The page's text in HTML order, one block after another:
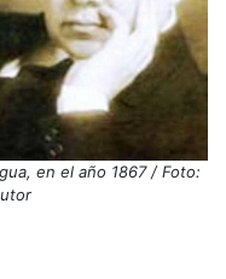
en el año 1867 / Foto: